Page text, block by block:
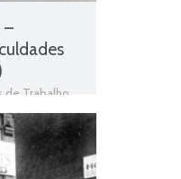
–
de Trabalho
Jogo de
portuguesa
da 1a